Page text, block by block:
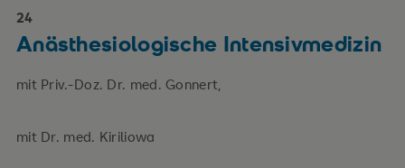
24
Anästhesiologische Intensivmedizin
mit Priv.-Doz. Dr. med. Gonnert,
mit Dr. med. Kiriliowa